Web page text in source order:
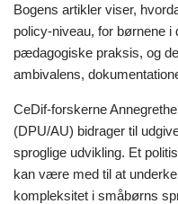
Bogens artikler viser,
policy-niveau, for børnene i
pædagogiske praksis, og
ambivalens,
CeDif-forskerne
(DPU/AU) bidrager til
sproglige udvikling. Et
kan være med til at
kompleksitet i småbørns